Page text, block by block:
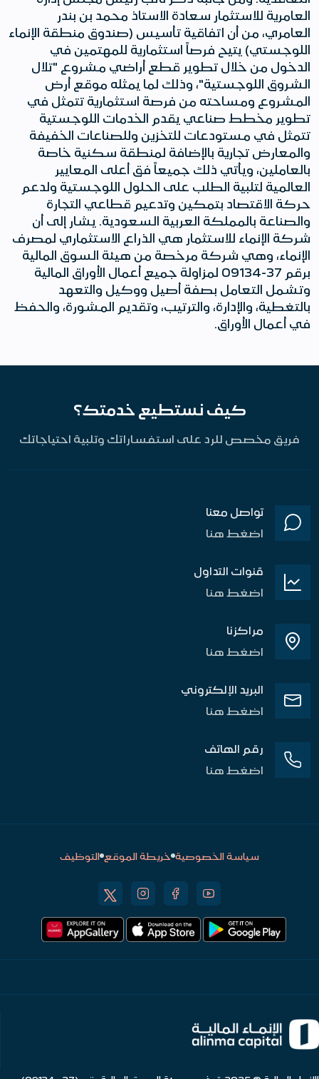
العامرية للاستثمار سعادة الاستاذ محمد بن بندر
العامري، من أن اتفاقية تأسيس (صندوق منطقة الإنماء
اللوجستي) يتيح فرصاً استثمارية للمهتمين في
الدخول من خلال تطوير قطع أراضي مشروع "تلال
الشروق اللوجستية"، وذلك لما يمثله موقع أرض
المشروع ومساحته من فرصة استثمارية تتمثل في
تطوير مخطط صناعي يقدم الخدمات اللوجستية
تتمثل في مستودعات للتخزين وللصناعات الخفيفة
والمعارض تجارية بالإضافة لمنطقة سكنية خاصة
بالعاملين، ويأتي ذلك جميعاً فق أعلى المعايير
العالمية لتلبية الطلب على الحلول اللوجستية ولدعم
حركة الاقتصاد بتمكين وتدعيم قطاعي التجارة
والصناعة بالمملكة العربية السعودية. يشار إلى أن
شركة الإنماء للاستثمار هي الذراع الاستثماري لمصرف
الإنماء، وهي شركة مرخصة من هيئة السوق المالية
برقم 37-09134 لمزاولة جميع أعمال الأوراق المالية
وتشمل التعامل بصفة أصيل ووكيل والتعهد
بالتغطية، والإدارة، والترتيب، وتقديم المشورة، والحفظ
في أعمال الأوراق.
كيف نستطيع خدمتك؟
فريق مخصص للرد على استفساراتك وتلبية احتياجاتك
تواصل معنا
اضغط هنا
قنوات التداول
اضغط هنا
مراكزنا
اضغط هنا
البريد الإلكتروني
اضغط هنا
رقم الهاتف
اضغط هنا
سياسة الخصوصية خريطة الموقع التوظيف